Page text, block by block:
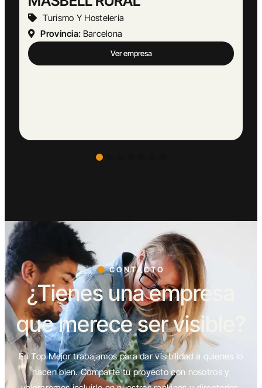
CONTACTO
¿Tienes una empresa
que merece ser visible?
En Top Mejor trabajamos para dar visibilidad a quienes lo
hacen bien. Comparte tu proyecto con nosotros y